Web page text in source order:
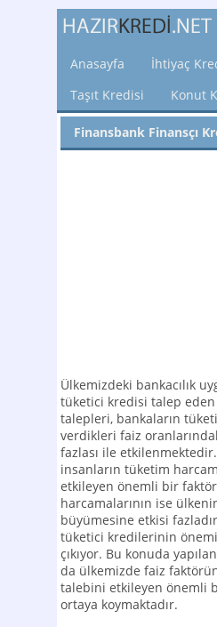
Anasayfa
İhtiyaç
Taşıt Kredisi
Konut
Finansbank Finansçı
Ülkemizdeki bankacılık
tüketici kredisi talep
talepleri, bankaların
verdikleri faiz
fazlası ile etkilenmektedir.
insanların tüketim
etkileyen önemli bir
harcamalarının ise
büyümesine etkisi
tüketici kredilerinin
çıkıyor. Bu konuda
da ülkemizde faiz
talebini etkileyen önemli
ortaya koymaktadır.